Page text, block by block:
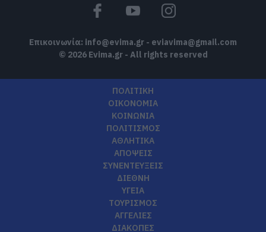
Επικοινωνία: info@evima.gr - eviavima@gmail.com
© 2026 Evima.gr - All rights reserved
ΠΟΛΙΤΙΚΗ
ΟΙΚΟΝΟΜΙΑ
ΚΟΙΝΩΝΙΑ
ΠΟΛΙΤΙΣΜΟΣ
ΑΘΛΗΤΙΚΑ
ΑΠΟΨΕΙΣ
ΣΥΝΕΝΤΕΥΞΕΙΣ
ΔΙΕΘΝΗ
ΥΓΕΙΑ
ΤΟΥΡΙΣΜΟΣ
ΑΓΓΕΛΙΕΣ
ΔΙΑΚΟΠΕΣ